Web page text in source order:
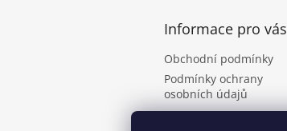
Informace pro vás
Obchodní podmínky
Podmínky ochrany
osobních údajů